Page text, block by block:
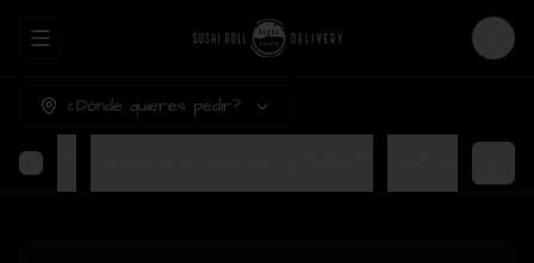
Abrir menu de navegación Login
¿Dónde quieres pedir?